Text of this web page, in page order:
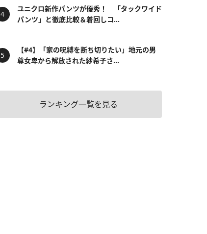
ユニクロ新作パンツが優秀！ 「タックワイド
パンツ」と徹底比較＆着回しコ...
【#4】「家の呪縛を断ち切りたい」地元の男
尊女卑から解放された紗希子さ...
ランキング一覧を見る